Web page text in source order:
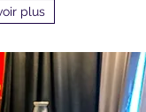
plus